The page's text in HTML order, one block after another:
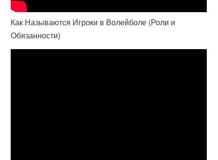
Как Называются Игроки в Волейболе (Роли и
Обязанности)